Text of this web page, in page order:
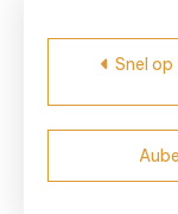
Bericht
Snel